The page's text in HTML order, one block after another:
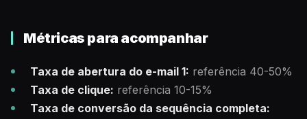
Métricas para acompanhar
Taxa de abertura do e-mail 1: referência 40-50%
Taxa de clique: referência 10-15%
Taxa de conversão da sequência completa: